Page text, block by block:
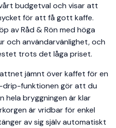
budgetval och visar att
för att få gott kaffe.
av Råd & Rön med höga
och användarvänlighet, och
trots det låga priset.
jämnt över kaffet för en
drip-funktionen gör att du
hela bryggningen är klar
är vridbar för enkel
av sig själv automatiskt